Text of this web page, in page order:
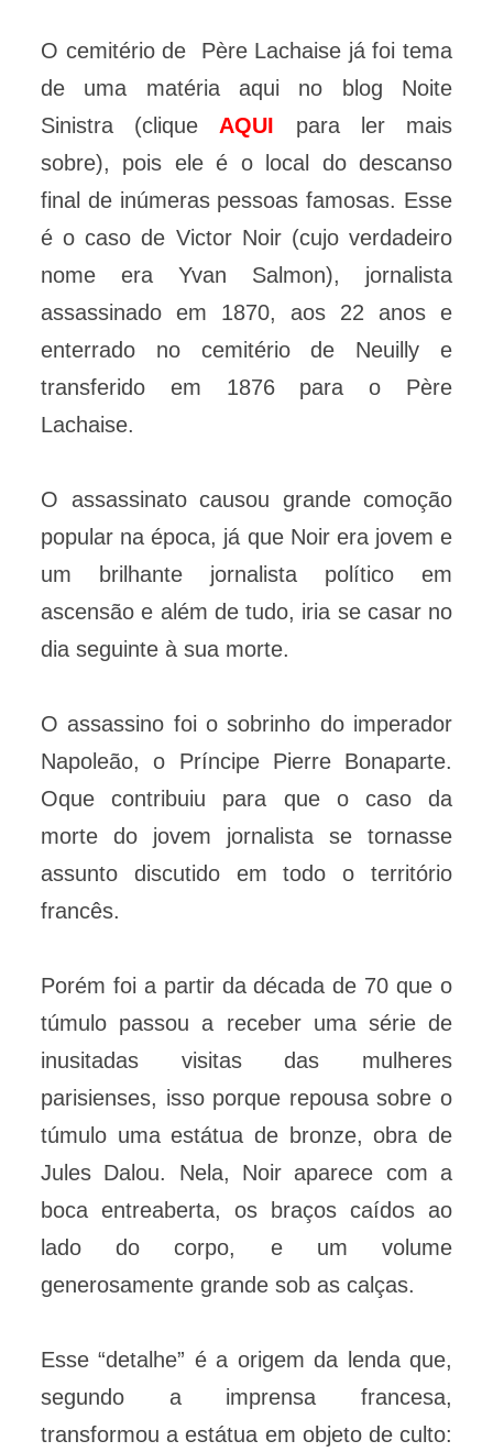
O cemitério de Père Lachaise já foi tema
de uma matéria aqui no blog Noite
Sinistra (clique AQUI para ler mais
sobre), pois ele é o local do descanso
final de inúmeras pessoas famosas. Esse
é o caso de Victor Noir (cujo verdadeiro
nome era Yvan Salmon), jornalista
assassinado em 1870, aos 22 anos e
enterrado no cemitério de Neuilly e
transferido em 1876 para o Père
Lachaise.
O assassinato causou grande comoção
popular na época, já que Noir era jovem e
um brilhante jornalista político em
ascensão e além de tudo, iria se casar no
dia seguinte à sua morte.
O assassino foi o sobrinho do imperador
Napoleão, o Príncipe Pierre Bonaparte.
Oque contribuiu para que o caso da
morte do jovem jornalista se tornasse
assunto discutido em todo o território
francês.
Porém foi a partir da década de 70 que o
túmulo passou a receber uma série de
inusitadas visitas das mulheres
parisienses, isso porque repousa sobre o
túmulo uma estátua de bronze, obra de
Jules Dalou. Nela, Noir aparece com a
boca entreaberta, os braços caídos ao
lado do corpo, e um volume
generosamente grande sob as calças.
Esse “detalhe” é a origem da lenda que,
segundo a imprensa francesa,
transformou a estátua em objeto de culto: